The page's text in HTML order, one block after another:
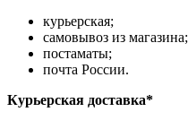
курьерская;
самовывоз из магазина;
постаматы;
почта России.
Курьерская доставка*